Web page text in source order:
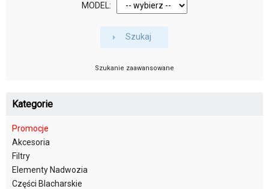
MODEL:
Szukaj
Szukanie zaawansowane
Kategorie
Promocje
Akcesoria
Filtry
Elementy Nadwozia
Części Blacharskie